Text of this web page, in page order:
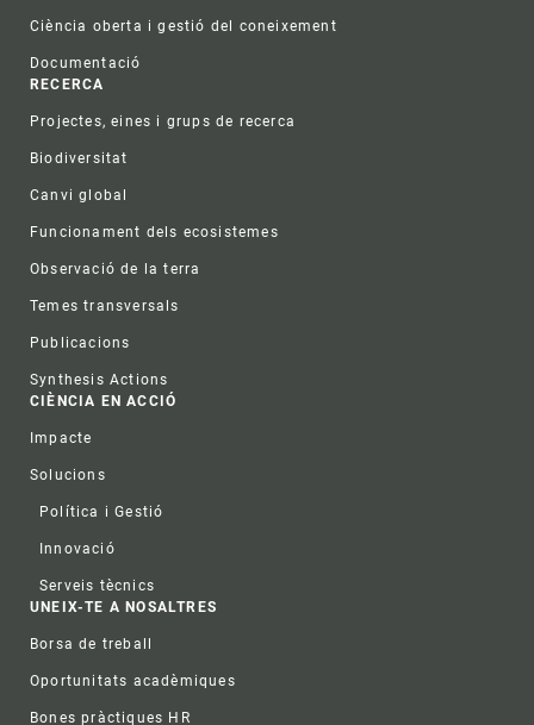
Ciència oberta i gestió del coneixement
Documentació
RECERCA
Projectes, eines i grups de recerca
Biodiversitat
Canvi global
Funcionament dels ecosistemes
Observació de la terra
Temes transversals
Publicacions
Synthesis Actions
CIÈNCIA EN ACCIÓ
Impacte
Solucions
Política i Gestió
Innovació
Serveis tècnics
UNEIX-TE A NOSALTRES
Borsa de treball
Oportunitats acadèmiques
Bones pràctiques HR